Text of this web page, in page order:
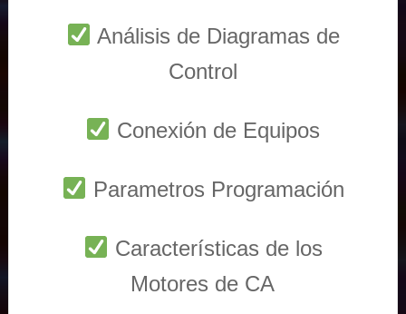
Análisis de Diagramas de
Control
Conexión de Equipos
Parametros Programación
Características de los
Motores de CA